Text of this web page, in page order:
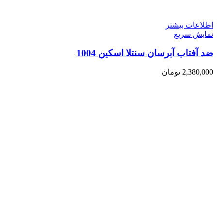
اطلاعات بیشتر
نمایش سریع
ضد آفتاب آبرسان سنتلا اسکین 1004
2,380,000 تومان